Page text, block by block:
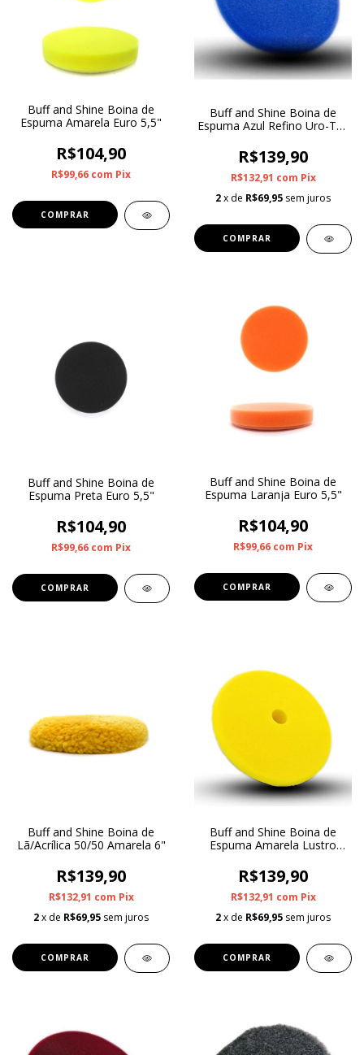
Buff and Shine Boina de
Espuma Amarela Euro 5,5"
R$104,90
R$99,66 com Pix
Buff and Shine Boina de
Espuma Azul Refino Uro-Tec
R$139,90
R$132,91 com Pix
2x de R$69,95 sem juros
Buff and Shine Boina de
Espuma Preta Euro 5,5"
R$104,90
R$99,66 com Pix
Buff and Shine Boina de
Espuma Laranja Euro 5,5"
R$104,90
R$99,66 com Pix
Buff and Shine Boina de
Lã/Acrílica 50/50 Amarela 6"
R$139,90
R$132,91 com Pix
2x de R$69,95 sem juros
Buff and Shine Boina de
Espuma Amarela Lustro
R$139,90
R$132,91 com Pix
2x de R$69,95 sem juros